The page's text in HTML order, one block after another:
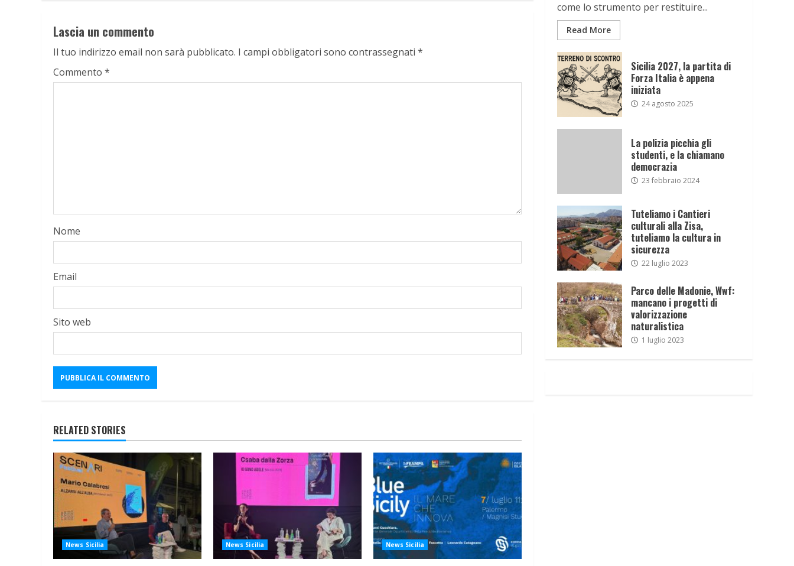
Lascia un commento
Il tuo indirizzo email non sarà pubblicato. I campi obbligatori sono contrassegnati *
Commento *
Nome
Email
Sito web
RELATED STORIES
News Sicilia News Sicilia News Sicilia
come lo strumento per restituire...
Read More
Sicilia 2027, la partita di
Forza Italia è appena
iniziata
24 agosto 2025
La polizia picchia gli
studenti, e la chiamano
democrazia
23 febbraio 2024
Tuteliamo i Cantieri
culturali alla Zisa,
tuteliamo la cultura in
sicurezza
22 luglio 2023
Parco delle Madonie, Wwf:
mancano i progetti di
valorizzazione
naturalistica
1 luglio 2023